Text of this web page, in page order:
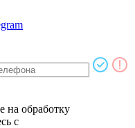
на обработку
с